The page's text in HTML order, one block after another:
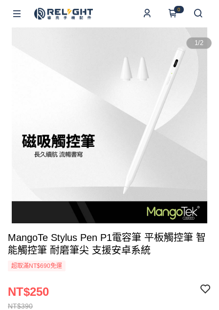
0
1/2
MangoTe Stylus Pen P1電容筆 平板觸控筆 智
能觸控筆 耐磨筆尖 支援安卓系統
超取滿NT$690免運
NT$390
NT$250